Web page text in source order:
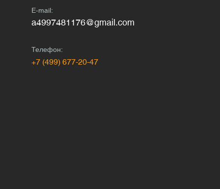
E-mail:
a4997481176@gmail.com
Телефон:
+7 (499) 677-20-47